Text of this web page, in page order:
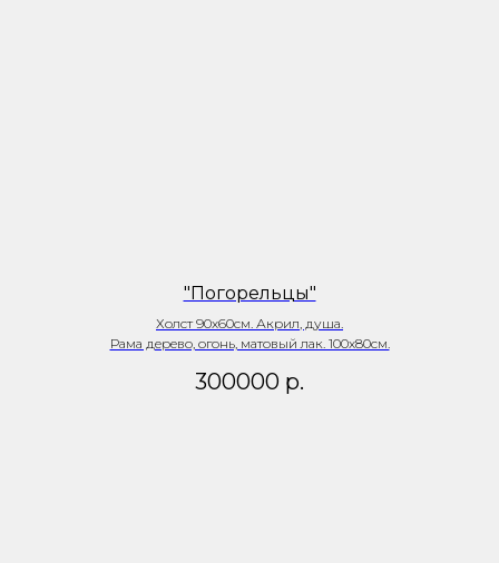
"Погорельцы"
Холст 90х60см. Акрил, душа.
Рама дерево, огонь, матовый лак. 100х80см.
300000 р.